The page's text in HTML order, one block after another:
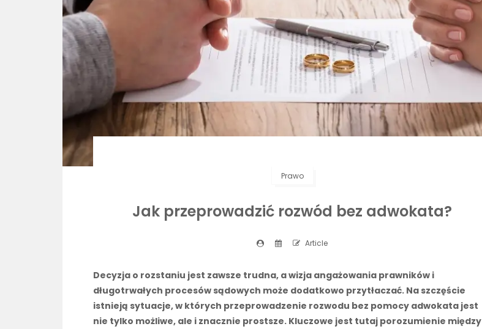
Prawo
Jak przeprowadzić rozwód bez adwokata?
Article
Decyzja o rozstaniu jest zawsze trudna, a wizja angażowania prawników i
długotrwałych procesów sądowych może dodatkowo przytłaczać. Na szczęście
istnieją sytuacje, w których przeprowadzenie rozwodu bez pomocy adwokata jest
nie tylko możliwe, ale i znacznie prostsze. Kluczowe jest tutaj porozumienie między